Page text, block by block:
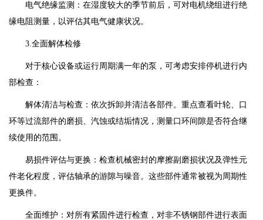
电气绝缘监测：在湿度较大的季节前后，可对电机绕组进行绝
缘电阻测量，以评估其电气健康状况。
3.全面解体检修
对于核心设备或运行周期满一年的泵，可考虑安排停机进行内
部检查：
解体清洁与检查：依次拆卸并清洁各部件。重点查看叶轮、口
环等过流部件的磨损、汽蚀或结垢情况，测量口环间隙是否符合继
续使用的范围。
易损件评估与更换：检查机械密封的摩擦副磨损状况及弹性元
件老化程度，评估轴承的游隙与噪音。这些部件通常被视为周期性
更换件。
全面维护：对所有紧固件进行检查，对非不锈钢部件进行表面